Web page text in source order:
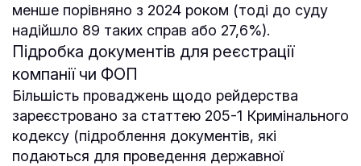
менше порівняно з 2024 роком (тоді до суду
надійшло 89 таких справ або 27,6%).
Підробка документів для реєстрації
компанії чи ФОП
Більшість проваджень щодо рейдерства
зареєстровано за статтею 205-1 Кримінального
кодексу (підроблення документів, які
подаються для проведення державної